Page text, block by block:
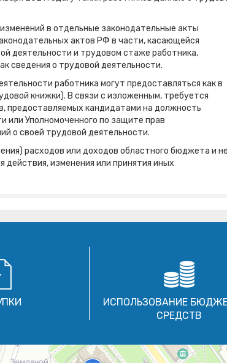
в отдельные законодательные акты
актов РФ в части, касающейся
деятельности и трудовом стаже работника,
сведения о трудовой деятельности.
работника могут предоставляться как в
книжки). В связи с изложенным, требуется
предоставляемых кандидатами на должность
или Уполномоченного по защите прав
о своей трудовой деятельности.
расходов или доходов областного бюджета и
изменения или принятия иных
ИСПОЛЬЗОВАНИЕ
СРЕДСТВ